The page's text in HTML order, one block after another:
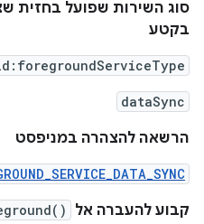
סוג השירות שפועל בחזית
בקטע
dataSync
הרשאה להצהרה במניפסט
קבוע להעברה אל